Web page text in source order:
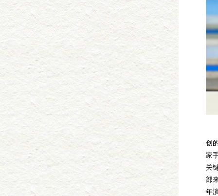
创
家
关
部
年